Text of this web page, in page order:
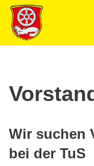
Zum
Inhalt
Wir suchen
bei der TuS